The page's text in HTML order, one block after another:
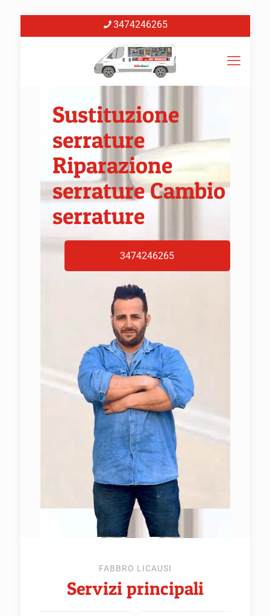
3474246265
Sustituzione
serrature
Riparazione
serrature Cambio
serrature
3474246265
FABBRO LICAUSI
Servizi principali